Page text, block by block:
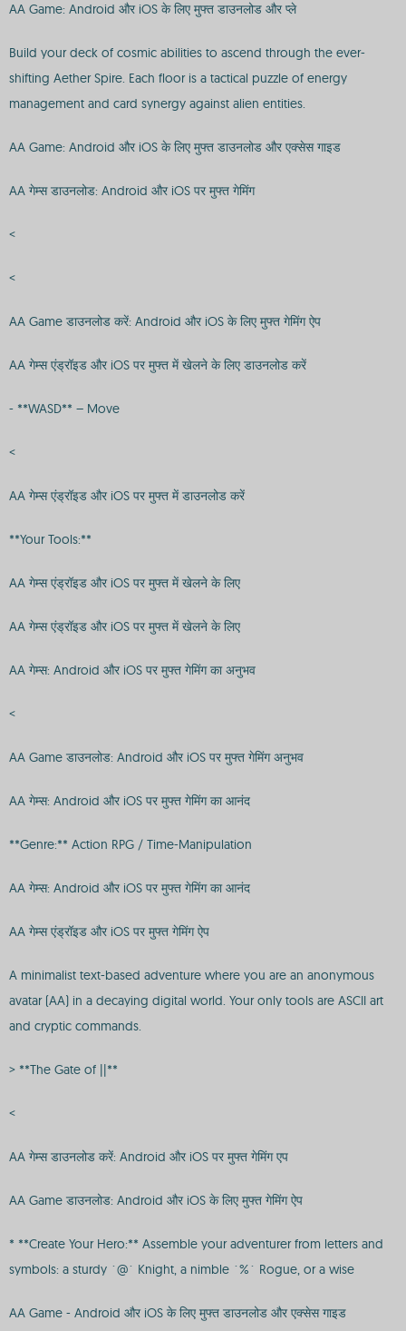
AA Game: Android और iOS के लिए मुफ्त डाउनलोड और प्ले
Build your deck of cosmic abilities to ascend through the ever-
shifting Aether Spire. Each floor is a tactical puzzle of energy
management and card synergy against alien entities.
AA Game: Android और iOS के लिए मुफ्त डाउनलोड और एक्सेस गाइड
AA गेम्स डाउनलोड: Android और iOS पर मुफ्त गेमिंग
<
<
AA Game डाउनलोड करें: Android और iOS के लिए मुफ्त गेमिंग ऐप
AA गेम्स एंड्रॉइड और iOS पर मुफ्त में खेलने के लिए डाउनलोड करें
- **WASD** – Move
<
AA गेम्स एंड्रॉइड और iOS पर मुफ्त में डाउनलोड करें
**Your Tools:**
AA गेम्स एंड्रॉइड और iOS पर मुफ्त में खेलने के लिए
AA गेम्स एंड्रॉइड और iOS पर मुफ्त में खेलने के लिए
AA गेम्स: Android और iOS पर मुफ्त गेमिंग का अनुभव
<
AA Game डाउनलोड: Android और iOS पर मुफ्त गेमिंग अनुभव
AA गेम्स: Android और iOS पर मुफ्त गेमिंग का आनंद
**Genre:** Action RPG / Time-Manipulation
AA गेम्स: Android और iOS पर मुफ्त गेमिंग का आनंद
AA गेम्स एंड्रॉइड और iOS पर मुफ्त गेमिंग ऐप
A minimalist text-based adventure where you are an anonymous
avatar (AA) in a decaying digital world. Your only tools are ASCII art
and cryptic commands.
> **The Gate of ||**
<
AA गेम्स डाउनलोड करें: Android और iOS पर मुफ्त गेमिंग एप
AA Game डाउनलोड: Android और iOS के लिए मुफ्त गेमिंग ऐप
* **Create Your Hero:** Assemble your adventurer from letters and
symbols: a sturdy `@` Knight, a nimble `%` Rogue, or a wise
AA Game - Android और iOS के लिए मुफ्त डाउनलोड और एक्सेस गाइड